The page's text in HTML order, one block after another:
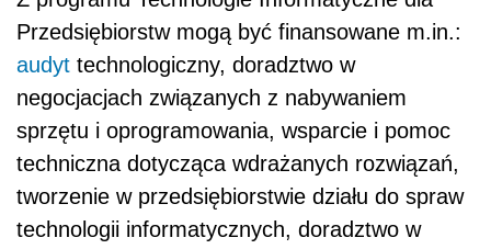
Przedsiębiorstw mogą być finansowane m.in.:
audyt technologiczny, doradztwo w
negocjacjach związanych z nabywaniem
sprzętu i oprogramowania, wsparcie i pomoc
techniczna dotycząca wdrażanych rozwiązań,
tworzenie w przedsiębiorstwie działu do spraw
technologii informatycznych, doradztwo w